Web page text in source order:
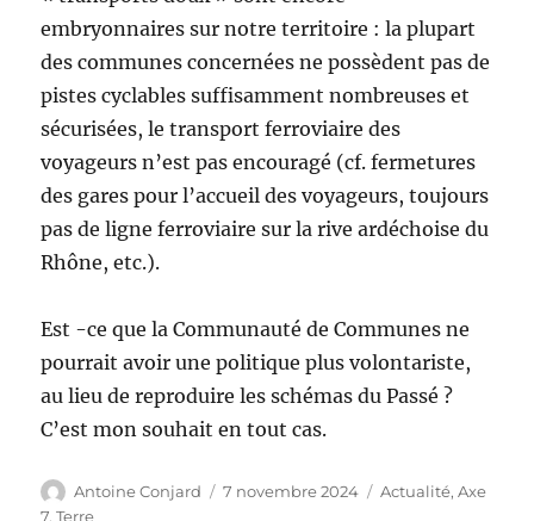
embryonnaires sur notre territoire : la plupart
des communes concernées ne possèdent pas de
pistes cyclables suffisamment nombreuses et
sécurisées, le transport ferroviaire des
voyageurs n’est pas encouragé (cf. fermetures
des gares pour l’accueil des voyageurs, toujours
pas de ligne ferroviaire sur la rive ardéchoise du
Rhône, etc.).
Est -ce que la Communauté de Communes ne
pourrait avoir une politique plus volontariste,
au lieu de reproduire les schémas du Passé ?
C’est mon souhait en tout cas.
Auteur
Antoine Conjard
Publié
7 novembre 2024 Catégories
Actualité,Axe
7,Terre